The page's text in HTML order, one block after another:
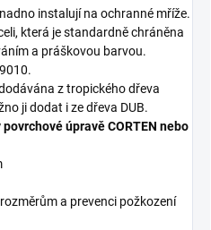
instalují na ochranné mříže.
která je standardně chráněna
a práškovou barvou.
z tropického dřeva
ji dodat i ze dřeva DUB.
úpravě CORTEN nebo
a prevenci požkození